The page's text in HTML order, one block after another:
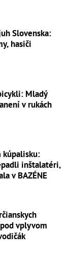
Slovenska:
hasiči
Mladý
v rukách
kúpalisku:
inštalatéri,
v BAZÉNE
vplyvom